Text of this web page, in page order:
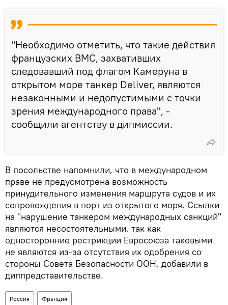
"Необходимо отметить, что такие действия
французских ВМС, захвативших
следовавший под флагом Камеруна в
открытом море танкер Deliver, являются
незаконными и недопустимыми с точки
зрения международного права", -
сообщили агентству в дипмиссии.
В посольстве напомнили, что в международном
праве не предусмотрена возможность
принудительного изменения маршрута судов и их
сопровождения в порт из открытого моря. Ссылки
на "нарушение танкером международных санкций"
являются несостоятельными, так как
односторонние рестрикции Евросоюза таковыми
не являются из-за отсутствия их одобрения со
стороны Совета Безопасности ООН, добавили в
диппредставительстве.
Россия Франция